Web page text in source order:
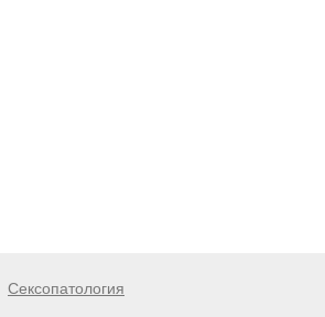
Сексопатология